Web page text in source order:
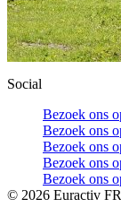
Social
Bezoek ons
Bezoek ons
Bezoek ons
Bezoek ons
Bezoek ons
© 2026 Euractiv FR